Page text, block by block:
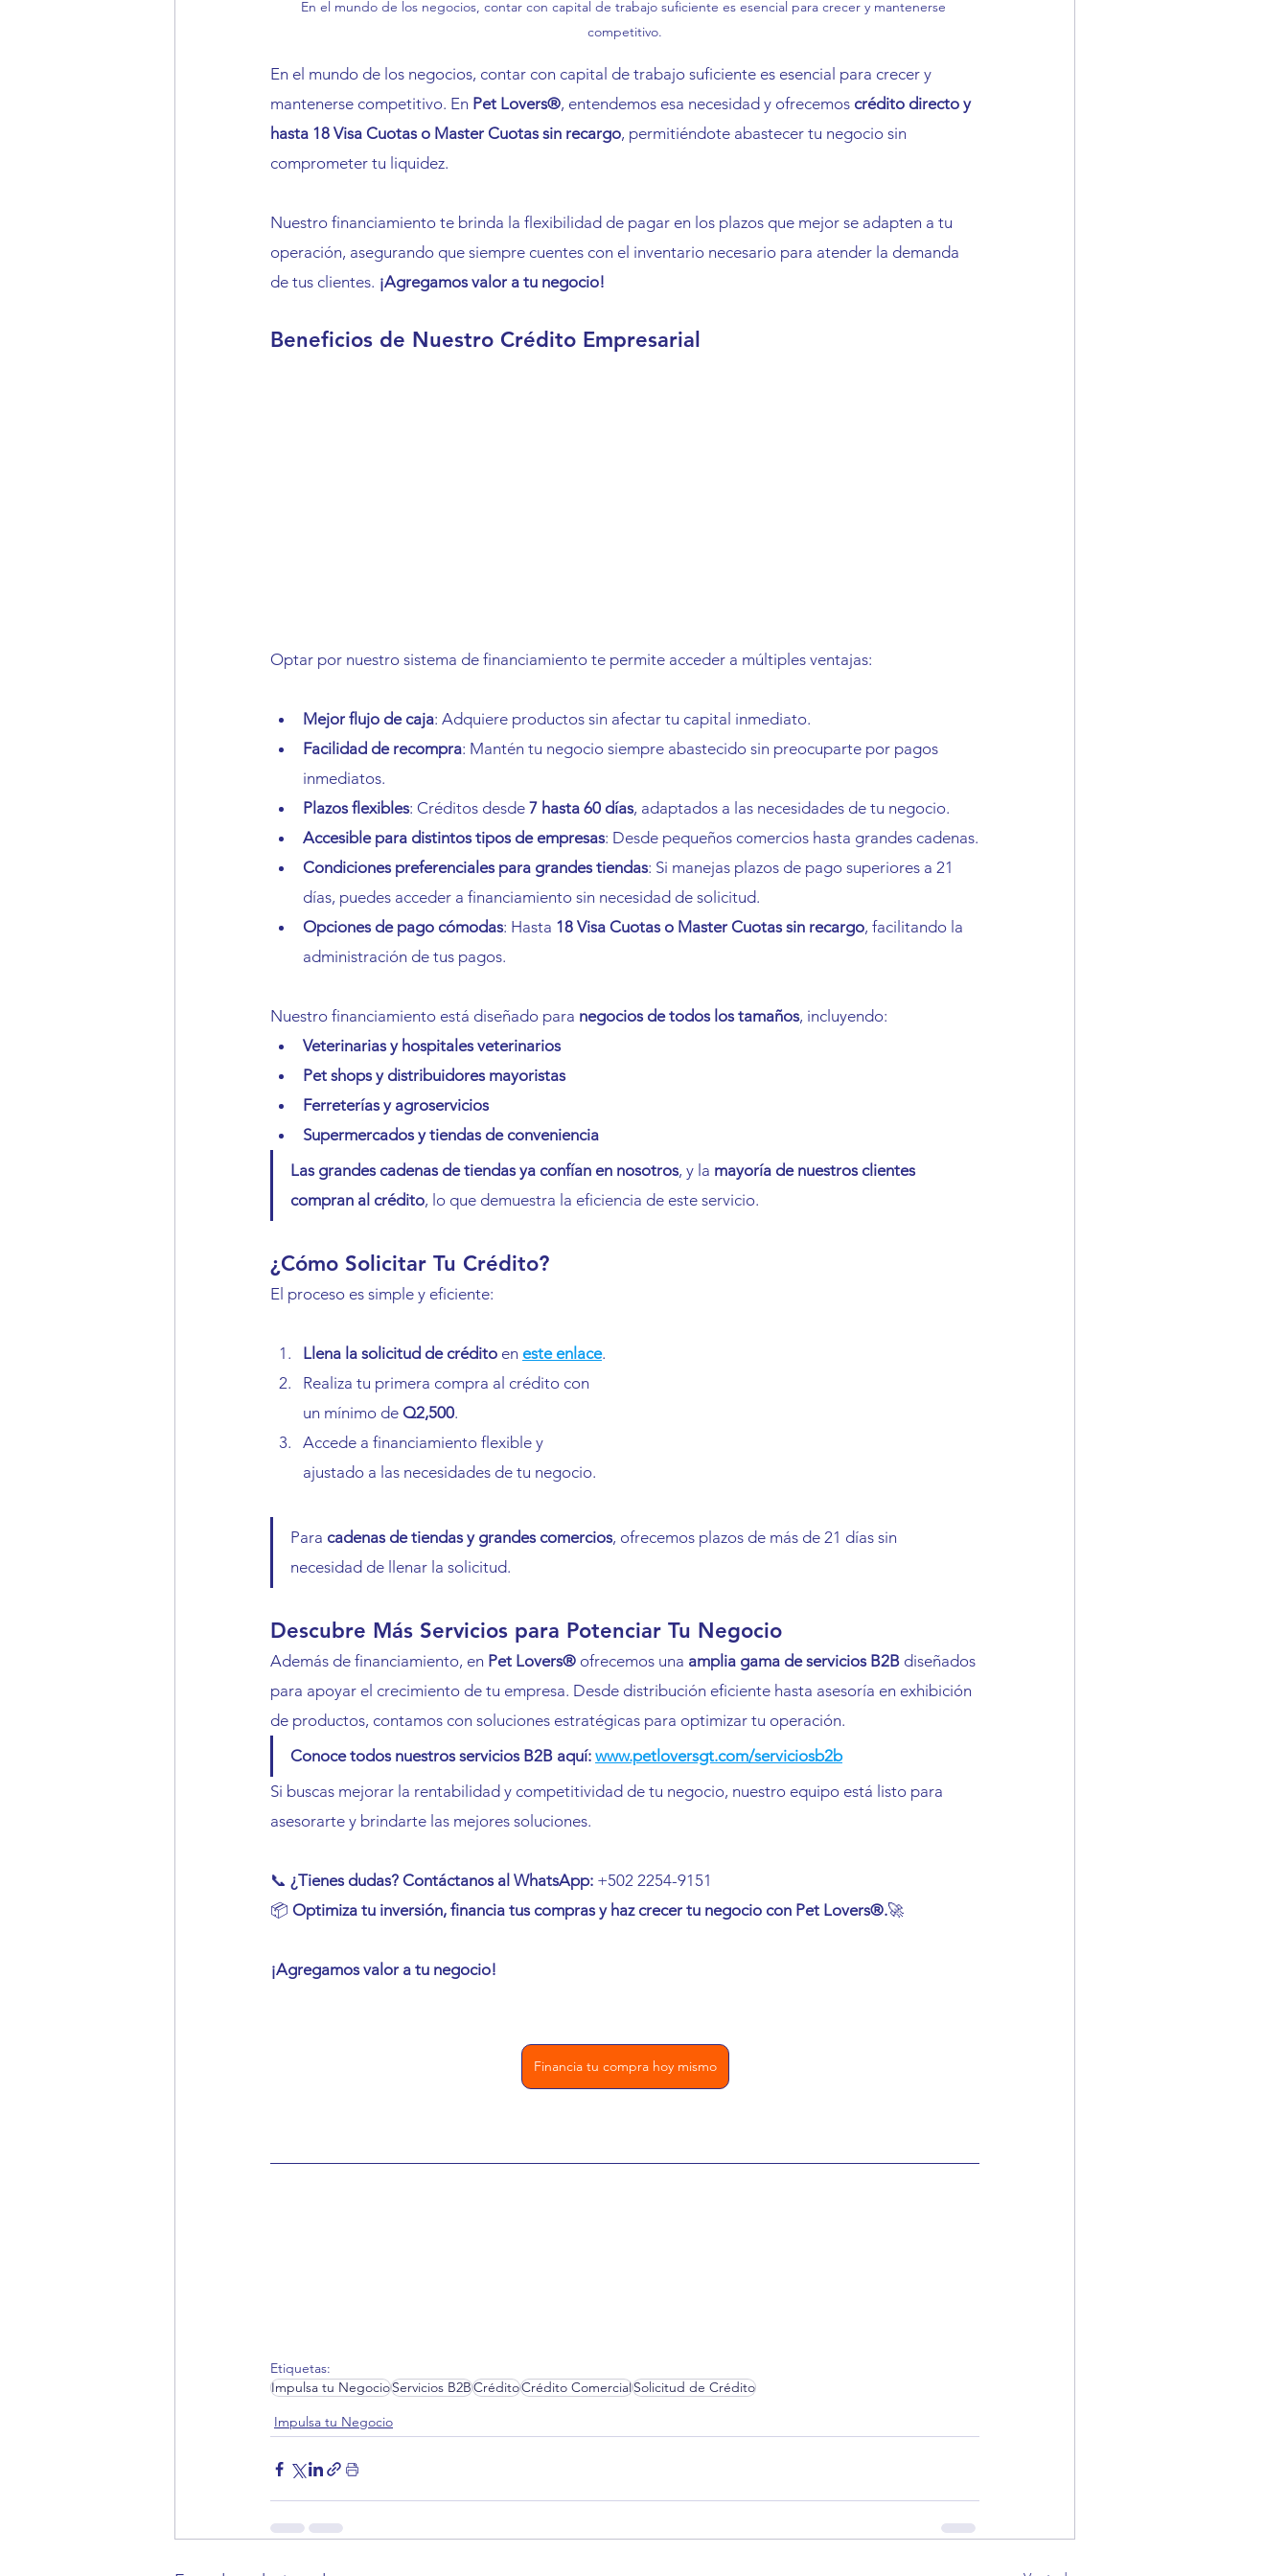
En el mundo de los negocios, contar con capital de trabajo suficiente es esencial para crecer y mantenerse
competitivo.
En el mundo de los negocios, contar con capital de trabajo suficiente es esencial para crecer y
mantenerse competitivo. En Pet Lovers®, entendemos esa necesidad y ofrecemos crédito directo y
hasta 18 Visa Cuotas o Master Cuotas sin recargo, permitiéndote abastecer tu negocio sin
comprometer tu liquidez.
Nuestro financiamiento te brinda la flexibilidad de pagar en los plazos que mejor se adapten a tu
operación, asegurando que siempre cuentes con el inventario necesario para atender la demanda
de tus clientes. ¡Agregamos valor a tu negocio!
Beneficios de Nuestro Crédito Empresarial
Optar por nuestro sistema de financiamiento te permite acceder a múltiples ventajas:
Mejor flujo de caja: Adquiere productos sin afectar tu capital inmediato.
Facilidad de recompra: Mantén tu negocio siempre abastecido sin preocuparte por pagos
inmediatos.
Plazos flexibles: Créditos desde 7 hasta 60 días, adaptados a las necesidades de tu negocio.
Accesible para distintos tipos de empresas: Desde pequeños comercios hasta grandes cadenas.
Condiciones preferenciales para grandes tiendas: Si manejas plazos de pago superiores a 21
días, puedes acceder a financiamiento sin necesidad de solicitud.
Opciones de pago cómodas: Hasta 18 Visa Cuotas o Master Cuotas sin recargo, facilitando la
administración de tus pagos.
Nuestro financiamiento está diseñado para negocios de todos los tamaños, incluyendo:
Veterinarias y hospitales veterinarios
Pet shops y distribuidores mayoristas
Ferreterías y agroservicios
Supermercados y tiendas de conveniencia
Las grandes cadenas de tiendas ya confían en nosotros, y la mayoría de nuestros clientes
compran al crédito, lo que demuestra la eficiencia de este servicio.
¿Cómo Solicitar Tu Crédito?
El proceso es simple y eficiente:
Llena la solicitud de crédito en este enlace.
Realiza tu primera compra al crédito con
un mínimo de Q2,500.
Accede a financiamiento flexible y
ajustado a las necesidades de tu negocio.
Para cadenas de tiendas y grandes comercios, ofrecemos plazos de más de 21 días sin
necesidad de llenar la solicitud.
Descubre Más Servicios para Potenciar Tu Negocio
Además de financiamiento, en Pet Lovers® ofrecemos una amplia gama de servicios B2B diseñados
para apoyar el crecimiento de tu empresa. Desde distribución eficiente hasta asesoría en exhibición
de productos, contamos con soluciones estratégicas para optimizar tu operación.
Conoce todos nuestros servicios B2B aquí: www.petloversgt.com/serviciosb2b
Si buscas mejorar la rentabilidad y competitividad de tu negocio, nuestro equipo está listo para
asesorarte y brindarte las mejores soluciones.
📞 ¿Tienes dudas? Contáctanos al WhatsApp: +502 2254-9151
📦 Optimiza tu inversión, financia tus compras y haz crecer tu negocio con Pet Lovers®.🚀
¡Agregamos valor a tu negocio!
Financia tu compra hoy mismo
Etiquetas:
Impulsa tu NegocioServicios B2BCréditoCrédito ComercialSolicitud de Crédito
Impulsa tu Negocio